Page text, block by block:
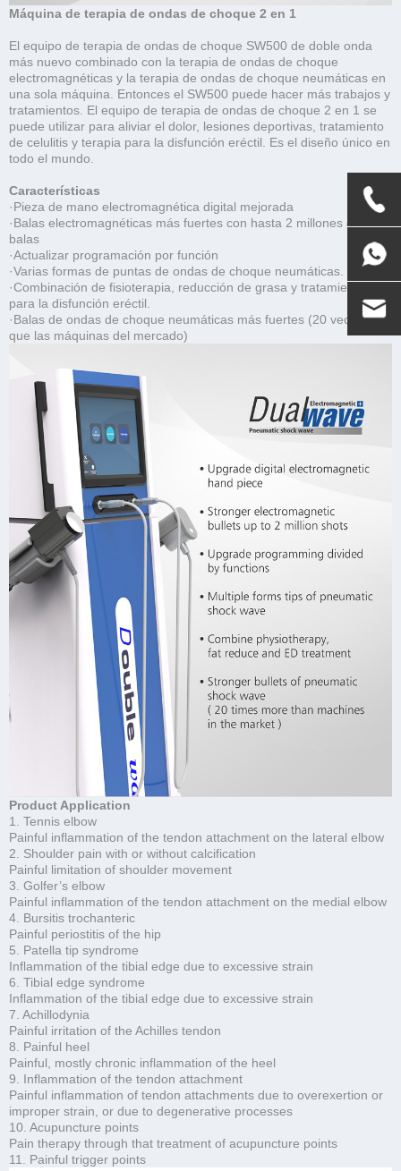
Máquina de terapia de ondas de choque 2 en 1
El equipo de terapia de ondas de choque SW500 de doble onda
más nuevo combinado con la terapia de ondas de choque
electromagnéticas y la terapia de ondas de choque neumáticas en
una sola máquina. Entonces el SW500 puede hacer más trabajos y
tratamientos. El equipo de terapia de ondas de choque 2 en 1 se
puede utilizar para aliviar el dolor, lesiones deportivas, tratamiento
de celulitis y terapia para la disfunción eréctil. Es el diseño único en
todo el mundo.
Características
·Pieza de mano electromagnética digital mejorada
·Balas electromagnéticas más fuertes con hasta 2 millones de
balas
·Actualizar programación por función
·Varias formas de puntas de ondas de choque neumáticas.
·Combinación de fisioterapia, reducción de grasa y tratamiento
para la disfunción eréctil.
·Balas de ondas de choque neumáticas más fuertes (20 veces más
que las máquinas del mercado)
Product Application
1. Tennis elbow
Painful inflammation of the tendon attachment on the lateral elbow
2. Shoulder pain with or without calcification
Painful limitation of shoulder movement
3. Golfer’s elbow
Painful inflammation of the tendon attachment on the medial elbow
4. Bursitis trochanteric
Painful periostitis of the hip
5. Patella tip syndrome
Inflammation of the tibial edge due to excessive strain
6. Tibial edge syndrome
Inflammation of the tibial edge due to excessive strain
7. Achillodynia
Painful irritation of the Achilles tendon
8. Painful heel
Painful, mostly chronic inflammation of the heel
9. Inflammation of the tendon attachment
Painful inflammation of tendon attachments due to overexertion or
improper strain, or due to degenerative processes
10. Acupuncture points
Pain therapy through that treatment of acupuncture points
11. Painful trigger points